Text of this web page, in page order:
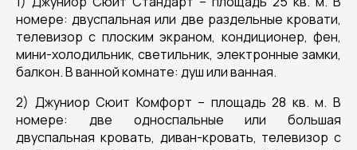
номере: двуспальная или две раздельные кровати,
телевизор с плоским экраном, кондиционер, фен,
мини-холодильник, светильник, электронные замки,
балкон. В ванной комнате: душ или ванная.
2) Джуниор Сюит Комфорт – площадь 28 кв. м. В
номере: две односпальные или большая
двуспальная кровать, диван-кровать, телевизор с